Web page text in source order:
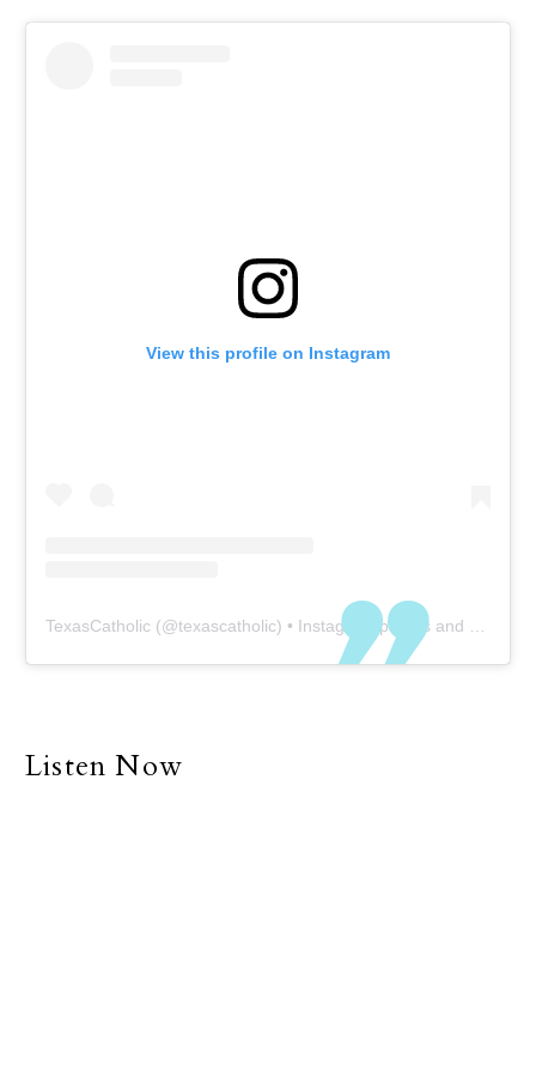
View this profile on Instagram
TexasCatholic (@texascatholic) • Instagram photos and videos
Listen Now